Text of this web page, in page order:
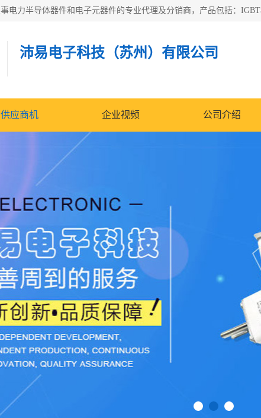
沛易电子科技（苏州）有限公司
供应商机 企业视频 公司介绍